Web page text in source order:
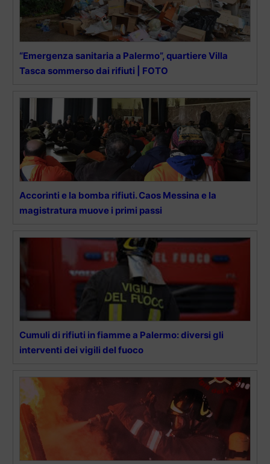
“Emergenza sanitaria a Palermo”, quartiere Villa
Tasca sommerso dai rifiuti | FOTO
Accorinti e la bomba rifiuti. Caos Messina e la
magistratura muove i primi passi
Cumuli di rifiuti in fiamme a Palermo: diversi gli
interventi dei vigili del fuoco